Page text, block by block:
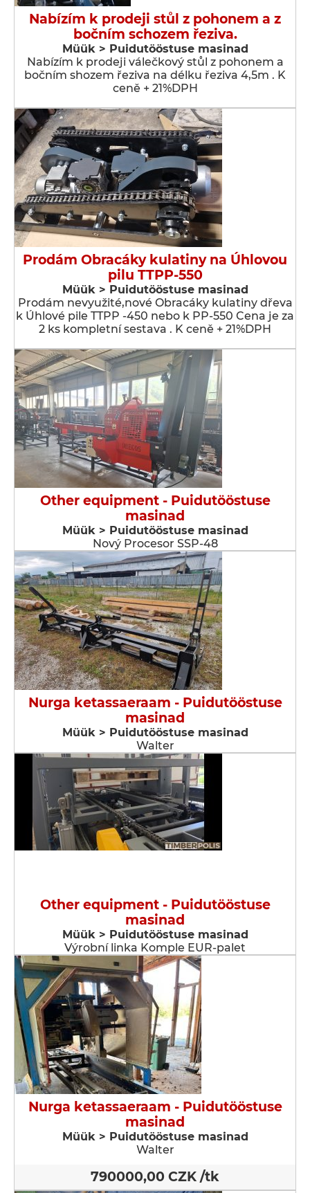
Nabízím k prodeji stůl z pohonem a z
bočním schozem řeziva.
Müük > Puidutööstuse masinad
Nabízím k prodeji válečkový stůl z pohonem a
bočním shozem řeziva na délku řeziva 4,5m . K
ceně + 21%DPH
Prodám Obracáky kulatiny na Úhlovou
pilu TTPP-550
Müük > Puidutööstuse masinad
Prodám nevyužité,nové Obracáky kulatiny dřeva
k Úhlové pile TTPP -450 nebo k PP-550 Cena je za
2 ks kompletní sestava . K ceně + 21%DPH
Other equipment - Puidutööstuse
masinad
Müük > Puidutööstuse masinad
Nový Procesor SSP-48
Nurga ketassaeraam - Puidutööstuse
masinad
Müük > Puidutööstuse masinad
Walter
Other equipment - Puidutööstuse
masinad
Müük > Puidutööstuse masinad
Výrobní linka Komple EUR-palet
Nurga ketassaeraam - Puidutööstuse
masinad
Müük > Puidutööstuse masinad
Walter
790000,00 CZK /tk